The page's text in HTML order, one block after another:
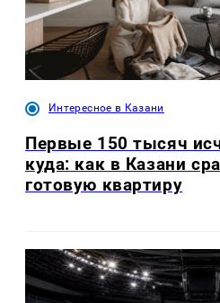
Интересное в Казани
Первые 150 тысяч
куда: как в Казани
готовую квартиру